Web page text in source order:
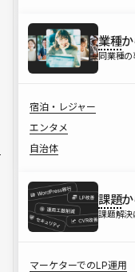
業種
同業種の
宿泊・レジャー
エンタメ
自治体
課題
課題解
マーケターでのLP運用